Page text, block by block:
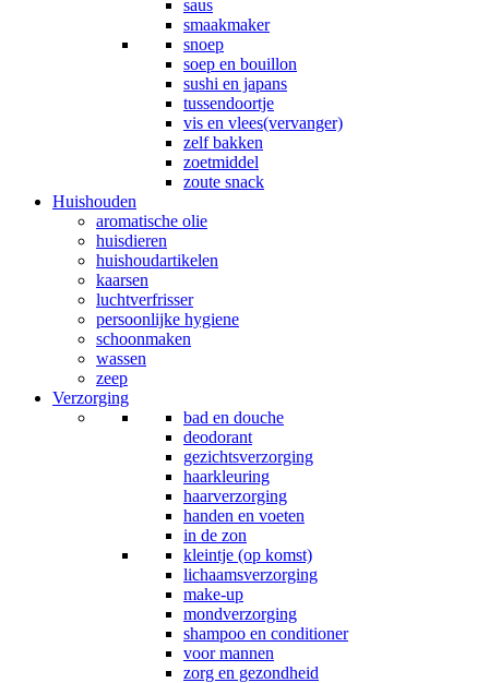
saus
smaakmaker
snoep
soep en bouillon
sushi en japans
tussendoortje
vis en vlees(vervanger)
zelf bakken
zoetmiddel
zoute snack
Huishouden
aromatische olie
huisdieren
huishoudartikelen
kaarsen
luchtverfrisser
persoonlijke hygiene
schoonmaken
wassen
zeep
Verzorging
bad en douche
deodorant
gezichtsverzorging
haarkleuring
haarverzorging
handen en voeten
in de zon
kleintje (op komst)
lichaamsverzorging
make-up
mondverzorging
shampoo en conditioner
voor mannen
zorg en gezondheid